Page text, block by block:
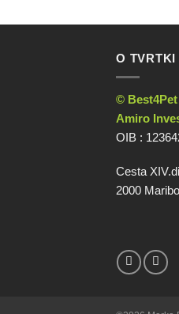
O TVRTKI
© Best4Pet
Amiro
OIB :
Cesta
2000